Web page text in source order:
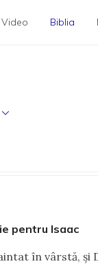
Video Biblia
pentru Isaac
în vârstă, şi